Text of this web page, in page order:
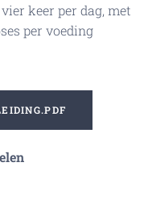
keer per dag, met
per voeding